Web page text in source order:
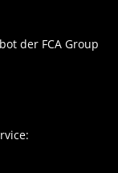
der FCA Group